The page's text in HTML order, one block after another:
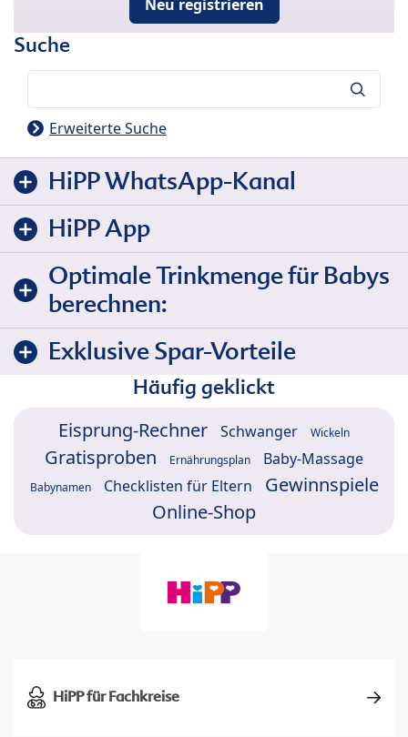
Neu registrieren
Suche
Erweiterte Suche
HiPP WhatsApp-Kanal
HiPP App
Optimale Trinkmenge für Babys
berechnen:
Exklusive Spar-Vorteile
Häufig geklickt
Eisprung-Rechner Schwanger Wickeln
Gratisproben Ernährungsplan Baby-Massage
Babynamen Checklisten für Eltern
Gewinnspiele
Online-Shop
HiPP für Fachkreise